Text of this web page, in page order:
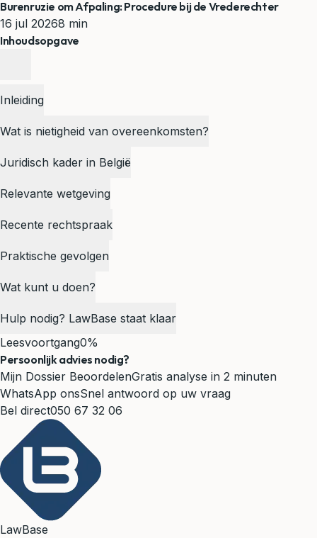
Burenruzie om Afpaling: Procedure bij de Vrederechter
16 jul 20268 min
Inhoudsopgave
Inleiding
Wat is nietigheid van overeenkomsten?
Juridisch kader in België
Relevante wetgeving
Recente rechtspraak
Praktische gevolgen
Wat kunt u doen?
Hulp nodig? LawBase staat klaar
Leesvoortgang0%
Persoonlijk advies nodig?
Mijn Dossier BeoordelenGratis analyse in 2 minuten
WhatsApp onsSnel antwoord op uw vraag
Bel direct050 67 32 06
LawBase